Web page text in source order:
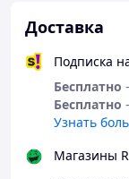
Доставка
Подписка
Бесплатно
Бесплатно
Узнать
Магазины